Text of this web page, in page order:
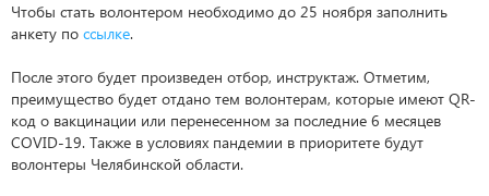
Чтобы стать волонтером необходимо до 25 ноября заполнить
анкету по ссылке.
После этого будет произведен отбор, инструктаж. Отметим,
преимущество будет отдано тем волонтерам, которые имеют QR-
код о вакцинации или перенесенном за последние 6 месяцев
COVID-19. Также в условиях пандемии в приоритете будут
волонтеры Челябинской области.